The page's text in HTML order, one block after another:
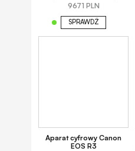
9671 PLN
SPRAWDŹ
Aparat cyfrowy Canon
EOS R3